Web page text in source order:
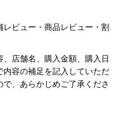
レビュー・商品レビュー・割
店舗名、購入金額、購入日
容の補足を記入していただ
、あらかじめご了承くださ